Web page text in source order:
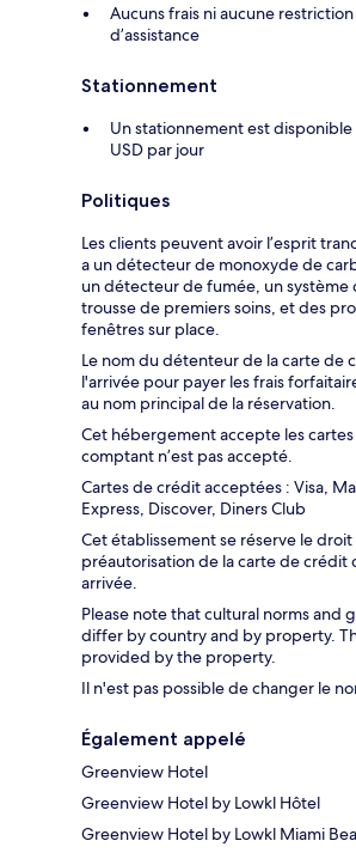
Aucuns frais ni aucune
d’assistance
Stationnement
Un stationnement est disponible
USD par jour
Politiques
Les clients peuvent avoir l’esprit
a un détecteur de monoxyde de
un détecteur de fumée, un système
trousse de premiers soins, et des
fenêtres sur place.
Le nom du détenteur de la carte de
l'arrivée pour payer les frais
au nom principal de la réservation.
Cet hébergement accepte les
comptant n’est pas accepté.
Cartes de crédit acceptées : Visa,
Express, Discover, Diners Club
Cet établissement se réserve le
préautorisation de la carte de crédit
arrivée.
Please note that cultural norms and
differ by country and by property.
provided by the property.
Il n'est pas possible de changer le
Également appelé
Greenview Hotel
Greenview Hotel by Lowkl Hôtel
Greenview Hotel by Lowkl Miami